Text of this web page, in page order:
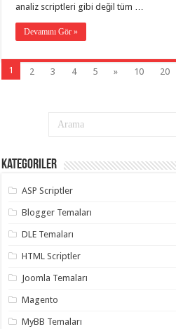
analiz scriptleri gibi değil tüm …
Devamını Gör »
1 2 3 4 5 » 10 20
Kategoriler
ASP Scriptler
Blogger Temaları
DLE Temaları
HTML Scriptler
Joomla Temaları
Magento
MyBB Temaları